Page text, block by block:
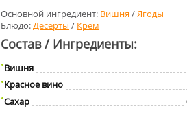
Основной ингредиент: Вишня/Ягоды
Блюдо:Десерты / Крем
Состав / Ингредиенты:
Вишня
Красное вино
Сахар